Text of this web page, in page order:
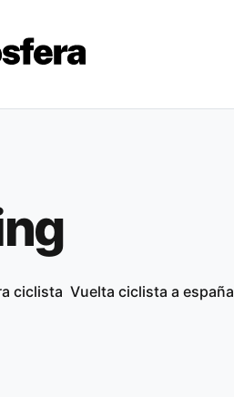
ciclista Vuelta ciclista a españa